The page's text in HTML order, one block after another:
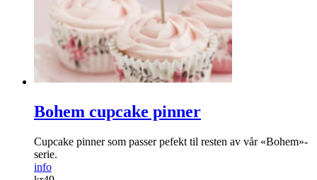
Bohem cupcake pinner
Cupcake pinner som passer pefekt til resten av vår «Bohem»-
serie.
info